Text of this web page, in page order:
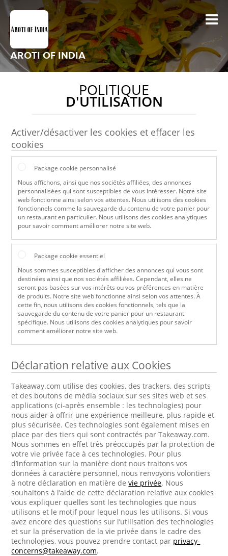
AROTI OF INDIA
POLITIQUE
D'UTILISATION
Activer/désactiver les cookies et effacer les
cookies
Package cookie personnalisé
Nous affichons, ainsi que nos sociétés affiliées, des annonces
personnalisées qui sont susceptibles de vous intéresser. Notre site
web fonctionne ainsi selon vos attentes. Nous utilisons des cookies
fonctionnels comme la sauvegarde du contenu de votre panier pour
un restaurant en particulier. Nous utilisons des cookies analytiques
pour savoir comment améliorer notre site web.
Package cookie essentiel
Nous sommes susceptibles d'afficher des annonces qui vous sont
destinées ainsi que nos sociétés affiliées. Cependant, elles ne
seront pas basées sur vos intérêts ou vos préférences en matière
de produits. Notre site web fonctionne ainsi selon vos attentes. À
cette fin, nous utilisons des cookies fonctionnels, tels que la
sauvegarde du contenu de votre panier pour un restaurant
spécifique. Nous utilisons des cookies analytiques pour savoir
comment améliorer notre site web.
Déclaration relative aux Cookies
Takeaway.com utilise des cookies, des trackers, des scripts
et des boutons de média sociaux sur ses sites web et ses
applications (ci-après ensemble : les technologies) pour
nous aider à offrir une expérience meilleure, plus rapide et
plus sécurisée. Ces technologies sont également mises en
place par des tiers qui sont contractés par Takeaway.com.
Nous sommes en effet très préoccupés par la protection de
votre vie privée face à ces technologies. Pour plus
d’information sur la manière dont nous traitons vos
données à caractère personnel, nous renvoyons volontiers
à notre déclaration en matière devie privée. Nous
souhaitons à l’aide de cette déclaration relative aux cookies
vous expliquer quelles sont les technologies que nous
utilisons et le motif pour lequel nous les utilisons. Si vous
avez encore des questions sur l’utilisation des technologies
et sur la préservation de la vie privée dans le cadre des
technologies, vous pouvez prendre contact par privacy-
concerns@takeaway.com.